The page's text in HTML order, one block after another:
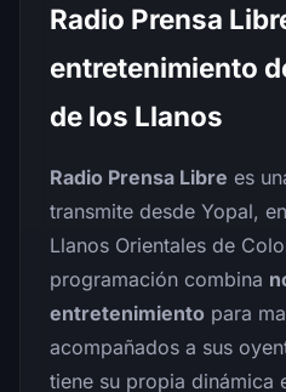
Radio Prensa
entretenimiento
de los Llanos
Radio Prensa Libre es
transmite desde Yopal,
Llanos Orientales de
programación combina
entretenimiento para
acompañados a sus
tiene su propia dinámica